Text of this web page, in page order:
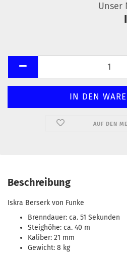
Unser
AUF DEN
Beschreibung
Iskra Berserk von Funke
Brenndauer: ca. 51 Sekunden
Steighöhe: ca. 40 m
Kaliber: 21 mm
Gewicht: 8 kg